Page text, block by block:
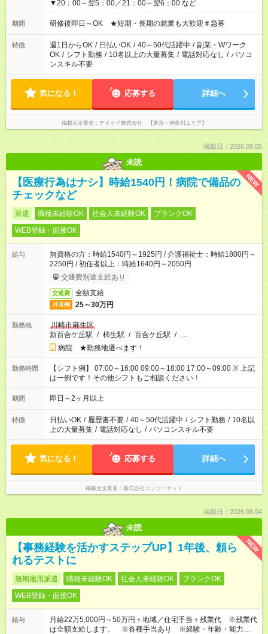
▼20：00～翌5：00／21：00～翌6：00 など
期間 研修後即日～OK ★短期・長期の就業も大歓迎＃急募
特徴 週1日からOK / 日払いOK / 40～50代活躍中 / 副業・Wワーク
OK / シフト勤務 / 10名以上の大量募集 / 電話対応なし / パソコ
ンスキル不要
気になる！ 応募する 詳細へ
掲載元企業名 テイケイ株式会社 【東京・神奈川エリア】
掲載日：2026.08.05
未読
NEW
【医療行為はナシ】時給1540円！病院で備品の
チェックなど
派遣 職種未経験OK 社会人未経験OK
ブランクOK
WEB登録・面接OK
給与
無資格の方：時給1540円～1925円 / 介護福祉士：時給1800円～
2250円 / 初任者以上：時給1640円～2050円
交通費別途支給あり
交通費 全額支給
月収例 25～30万円
勤務地
川崎市麻生区
新百合ケ丘駅 / 柿生駅 / 百合ケ丘駅 / …
病院 ★勤務地選べます！
勤務時間
【シフト例】 07:00～16:00 09:00～18:00 17:00～09:00 ※ 上記
は一例です！その他シフトもご相談ください！
期間 即日～2ヶ月以上
特徴 日払いOK / 履歴書不要 / 40～50代活躍中 / シフト勤務 / 10名以
上の大量募集 / 電話対応なし / パソコンスキル不要
気になる！ 応募する 詳細へ
掲載元企業名 株式会社ニッソーネット
掲載日：2026.08.04
未読
NEW
【事務経験を活かすステップUP】1年後、頼ら
れるテストに
無期雇用派遣 職種未経験OK 社会人未経験OK
ブランクOK
WEB登録・面接OK
給与
月給22万5,000円～50万円＋地域／住宅手当＋残業代 ※残業代
は全額支給します。 ※各種手当あり ※経験・年齢・能力等を